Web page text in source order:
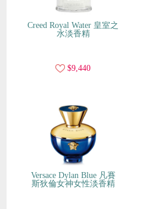
Creed Royal Water 皇室之
水淡香精
$9,440
Versace Dylan Blue 凡賽
斯狄倫女神女性淡香精